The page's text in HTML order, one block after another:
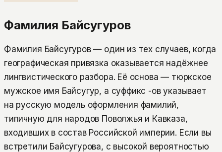
Фамилия Байсугуров
Фамилия Байсугуров — один из тех случаев, когда
географическая привязка оказывается надёжнее
лингвистического разбора. Её основа — тюркское
мужское имя Байсугур, а суффикс -ов указывает
на русскую модель оформления фамилий,
типичную для народов Поволжья и Кавказа,
входивших в состав Российской империи. Если вы
встретили Байсугурова, с высокой вероятностью